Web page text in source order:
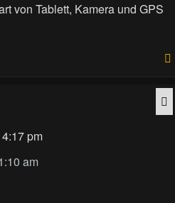
von Tablett, Kamera und GPS
pm
am